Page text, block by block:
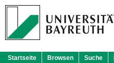
Startseite Browsen Suche